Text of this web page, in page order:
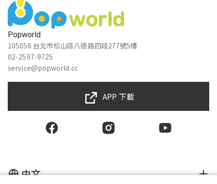
Popworld
105056 台北市松山區八德路四段277號5樓
02-2597-9725
service@popworld.cc
APP 下載
中文